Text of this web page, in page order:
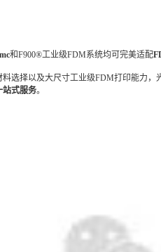
和F900®工业级FDM系统均可完美适配
选择以及大尺寸工业级FDM打印能力，
站式服务。